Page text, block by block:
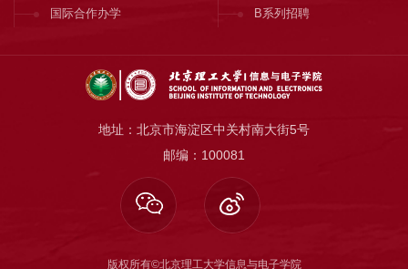
国际合作办学
B系列招聘
地址：北京市海淀区中关村南大街5号
邮编：100081
版权所有©北京理工大学信息与电子学院